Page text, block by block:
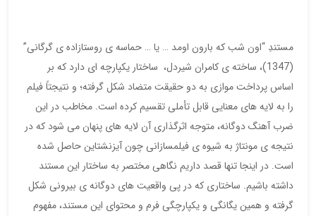
مستندِ “اون شب که بارون اومد … یا … حماسه ی روستازاده ی گرگانی”
(1347)، ساخته ی کامران شیردل، ساختار یکپارچه ای دارد که بر
اساس پرداخت موازی به دو حقیقت متضاد شکل گرفته؛ و نتیجتاً فیلم
را به لایه های معنایی قابل تأملی تقسیم کرده است. مخاطب در این
ضرب آهنگ دوگانه، متوجه اثرگذاری آن لایه های پنهان می شود که در
نتیجه ی مونتاژ به شیوه ی فیلمسازانی چون آیزنشتاین حاصل شده
است. در اینجا تنها قصد داریم نگاهی مختصر به ساختار این مستند
داشته باشیم. ساختاری که در پی واقعیت های دوگانه ی بیرونی شکل
گرفته و همین یگانگی و یکپارچگی فرم و محتوای این مستند، مفهوم